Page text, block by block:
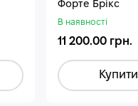
Форте Брікс
В наявності
11 200.00 грн.
Купити